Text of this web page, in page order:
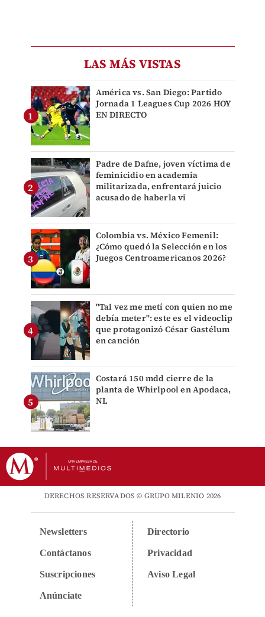
LAS MÁS VISTAS
América vs. San Diego: Partido
Jornada 1 Leagues Cup 2026 HOY
EN DIRECTO
Padre de Dafne, joven víctima de
feminicidio en academia
militarizada, enfrentará juicio
acusado de haberla vi
Colombia vs. México Femenil:
¿Cómo quedó la Selección en los
Juegos Centroamericanos 2026?
"Tal vez me metí con quien no me
debía meter": este es el videoclip
que protagonizó César Gastélum
en canción
Costará 150 mdd cierre de la
planta de Whirlpool en Apodaca,
NL
DERECHOS RESERVADOS © GRUPO MILENIO 2026
Newsletters
Contáctanos
Suscripciones
Anúnciate
Directorio
Privacidad
Aviso Legal